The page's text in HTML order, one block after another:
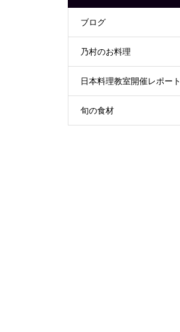
ブログ
乃村のお料理
日本料理教室開催レポート
旬の食材